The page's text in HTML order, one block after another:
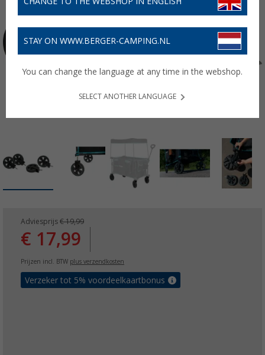
Adviesprijs € 19,99
€ 17,99
Prijzen incl. BTW plus verzendkosten
Verzeker tot 5% voordeelkaartbonus
STAY ON WWW.BERGER-CAMPING.NL
You can change the language at any time in the webshop.
SELECT ANOTHER LANGUAGE